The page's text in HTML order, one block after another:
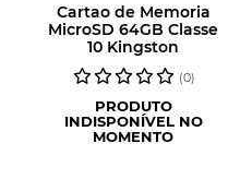
Cartao de Memoria
MicroSD 64GB Classe
10 Kingston
(0)
PRODUTO
INDISPONÍVEL NO
MOMENTO